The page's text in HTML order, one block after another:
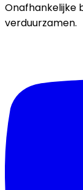
Onafhankelijke
verduurzamen.